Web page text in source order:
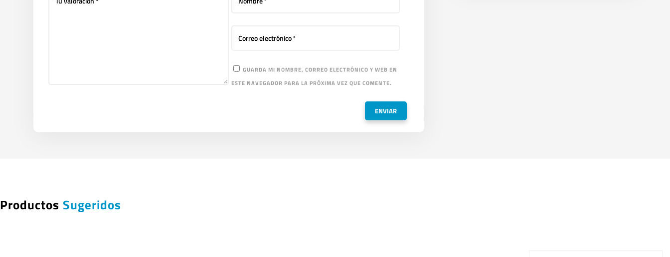
GUARDA MI NOMBRE, CORREO ELECTRÓNICO Y WEB EN
ESTE NAVEGADOR PARA LA PRÓXIMA VEZ QUE COMENTE.
Productos Sugeridos